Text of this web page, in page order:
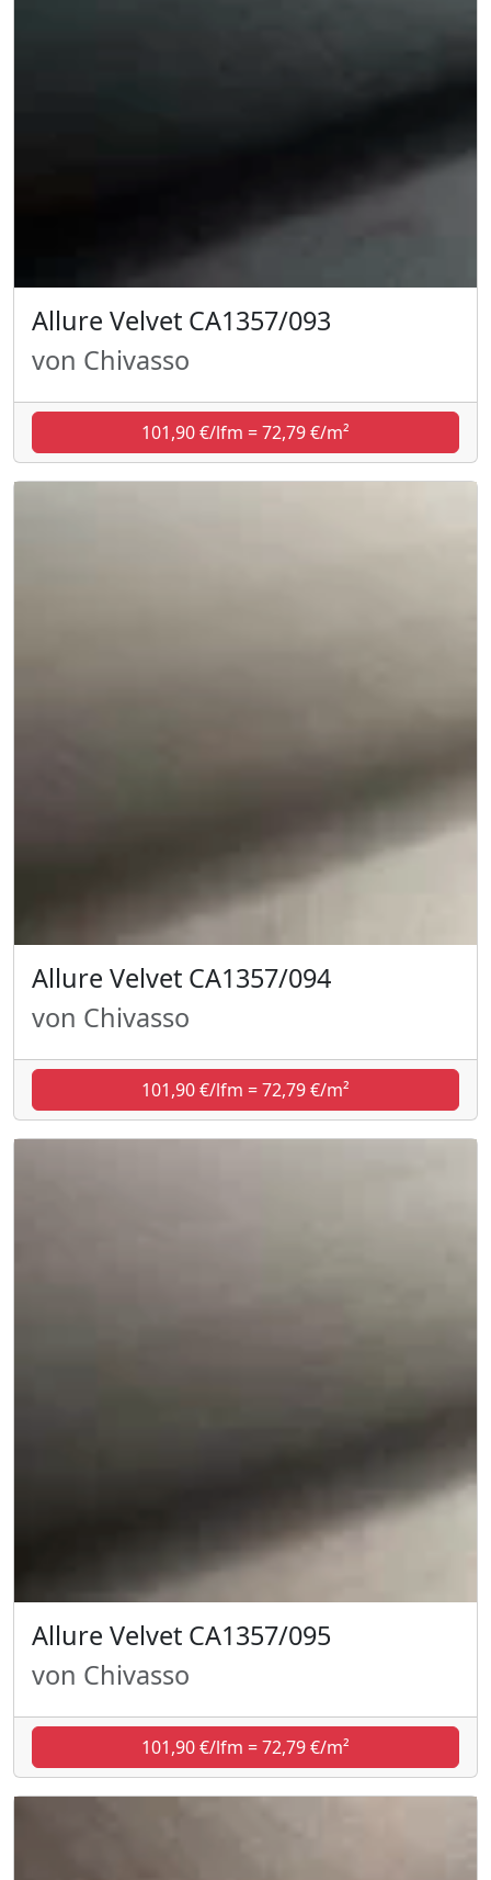
Allure Velvet CA1357/093
von Chivasso
101,90 €/lfm = 72,79 €/m²
Allure Velvet CA1357/094
von Chivasso
101,90 €/lfm = 72,79 €/m²
Allure Velvet CA1357/095
von Chivasso
101,90 €/lfm = 72,79 €/m²